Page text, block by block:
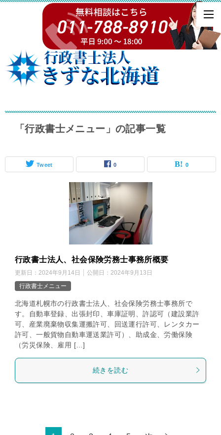
「行政書士メニュー」の記事一覧
Tweet 0 0
行政書士法人、社会保険労務士事務所概要
更新日： 2024年9月14日 公開日： 2024年9月13日
行政書士メニュー
北海道札幌市の行政書士法人、社会保険労務士事務所で
す。自動車登録、出張封印、車庫証明、許認可（建設業許
可、産業廃棄物収集運搬許可、回送運行許可、レンタカー
許可、一般貨物自動車運送業許可）、助成金、労働保険
（労災保険、雇用 […]
続きを読む